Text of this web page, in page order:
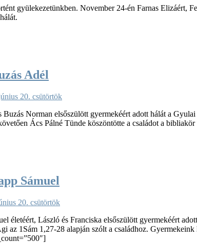
gyülekezetünkben. November 24-én Farnas
Adél
20. csütörtök
Norman elsőszülött gyermekéért adott hálát a
Ács Pálné Tünde köszöntötte a családot a
Sámuel
20. csütörtök
életéért, László és Franciska elsőszülött gyermekéért
az 1Sám 1,27-28 alapján szólt a családhoz.